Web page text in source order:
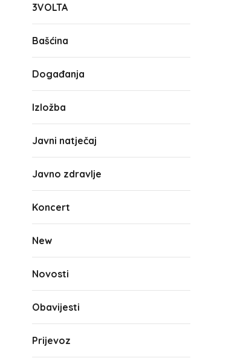
3VOLTA
Bašćina
Događanja
Izložba
Javni natječaj
Javno zdravlje
Koncert
New
Novosti
Obavijesti
Prijevoz